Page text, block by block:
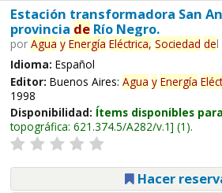
Estación transformadora San
provincia deRío Negro.
por Agua y Energía Eléctrica, Sociedad del
Idioma: Español
Editor: Buenos Aires: Agua y Energía
1998
Disponibilidad: Ítems disponibles
topográfica: 621.374.5/A282/v.1 (1).
Hacer